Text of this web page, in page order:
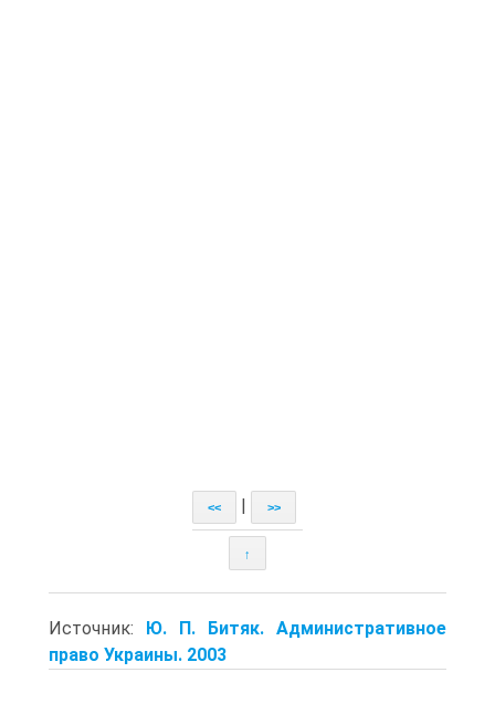
<< >>
↑
Источник: Ю. П. Битяк. Административное
право Украины. 2003